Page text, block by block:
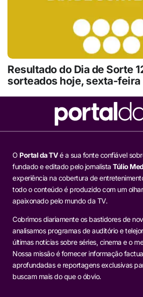
Resultado do Dia de Sorte
sorteados hoje, sexta-feira
O Portal da TVé a sua fonte confiável
fundado e editado pelo jornalista Túlio
experiência na cobertura de
todo o conteúdo é produzido com um
apaixonado pelo mundo da TV.
Cobrimos diariamente os bastidores de
analisamos programas de auditório e
últimas notícias sobre séries, cinema e o
Nossa missão é fornecer informação
aprofundadas e reportagens exclusivas
buscam mais do que o óbvio.